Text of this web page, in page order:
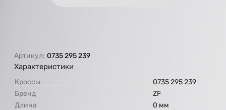
Артикул: 0735 295 239
Характеристики
Кроссы
0735 295 239
Бренд
ZF
Длина
0 мм